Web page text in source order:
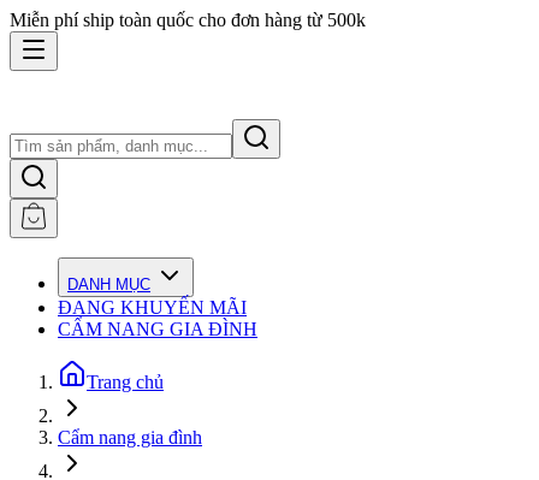
Miễn phí ship toàn quốc cho đơn hàng từ 500k
DANH MỤC
ĐANG KHUYẾN MÃI
CẨM NANG GIA ĐÌNH
Trang chủ
Cẩm nang gia đình